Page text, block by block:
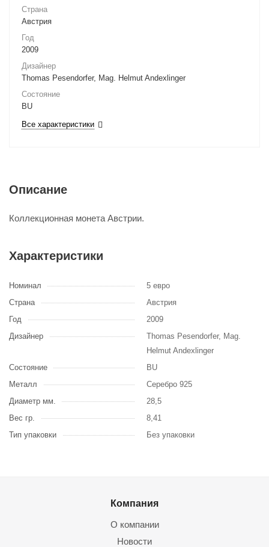
Страна
Австрия
Год
2009
Дизайнер
Thomas Pesendorfer, Mag. Helmut Andexlinger
Состояние
BU
Все характеристики
Описание
Коллекционная монета Австрии.
Характеристики
Номинал
5 евро
Страна
Австрия
Год
2009
Дизайнер
Thomas Pesendorfer, Mag.
Helmut Andexlinger
Состояние
BU
Металл
Серебро 925
Диаметр мм.
28,5
Вес гр.
8,41
Тип упаковки
Без упаковки
Компания
О компании
Новости